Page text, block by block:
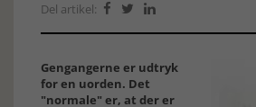
Del artikel:   
Gengangerne er udtryk
for en uorden. Det
"normale" er, at der er